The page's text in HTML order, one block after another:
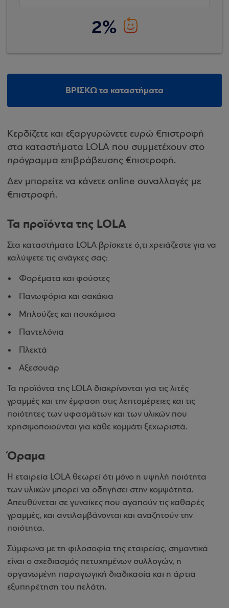
2%
ΒΡΙΣΚΩ τα καταστήματα
Κερδίζετε και εξαργυρώνετε ευρώ €πιστροφή
στα καταστήματα LOLA που συμμετέχουν στο
πρόγραμμα επιβράβευσης €πιστροφή.
Δεν μπορείτε να κάνετε online συναλλαγές με
€πιστροφή.
Τα προϊόντα της LOLA
Στα καταστήματα LOLA βρίσκετε ό,τι χρειάζεστε για να
καλύψετε τις ανάγκες σας:
Φορέματα και φούστες
Πανωφόρια και σακάκια
Μπλούζες και πουκάμισα
Παντελόνια
Πλεκτά
Αξεσουάρ
Τα προϊόντα της LOLA διακρίνονται για τις λιτές
γραμμές και την έμφαση στις λεπτομέρειες και τις
ποιότητες των υφασμάτων και των υλικών που
χρησιμοποιούνται για κάθε κομμάτι ξεχωριστά.
Όραμα
Η εταιρεία LOLA θεωρεί ότι μόνο η υψηλή ποιότητα
των υλικών μπορεί να οδηγήσει στην κομψότητα.
Απευθύνεται σε γυναίκες που αγαπούν τις καθαρές
γραμμές, και αντιλαμβάνονται και αναζητούν την
ποιότητα.
Σύμφωνα με τη φιλοσοφία της εταιρείας, σημαντικά
είναι ο σχεδιασμός πετυχημένων συλλογών, η
οργανωμένη παραγωγική διαδικασία και η άρτια
εξυπηρέτηση του πελάτη.